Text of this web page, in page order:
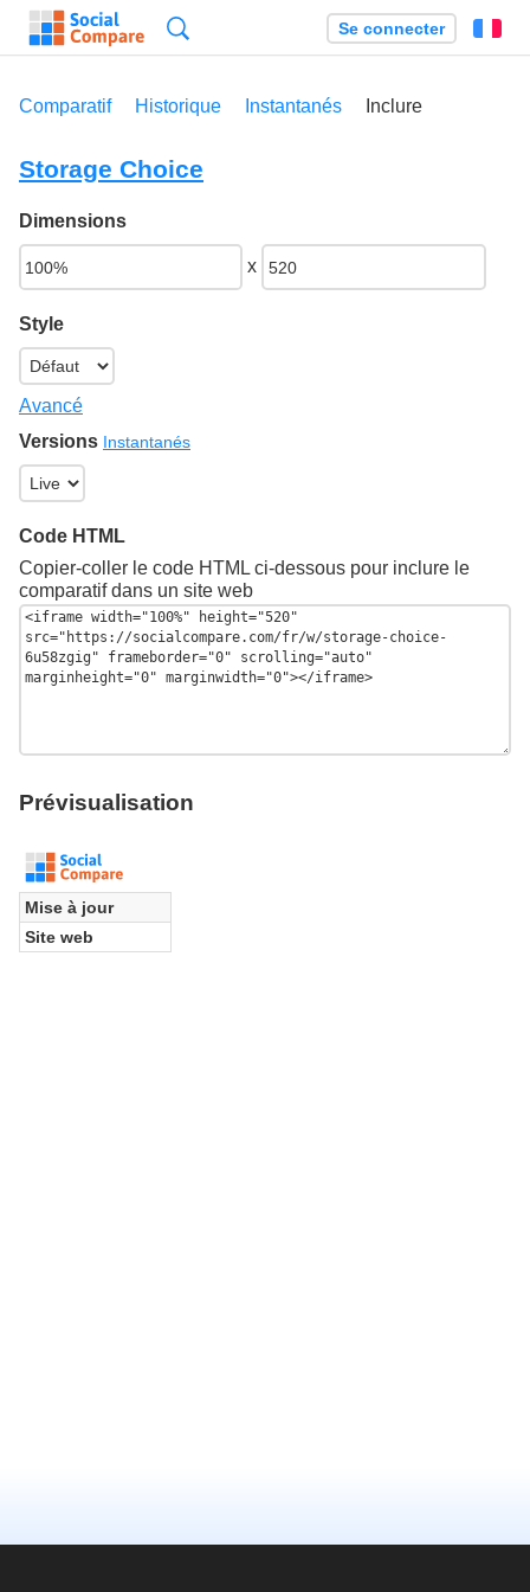
Se connecter
Comparatif Historique Instantanés Inclure
Storage Choice
Dimensions
x
Style
Avancé
Versions Instantanés
Code HTML
Copier-coller le code HTML ci-dessous pour inclure le
comparatif dans un site web
Prévisualisation